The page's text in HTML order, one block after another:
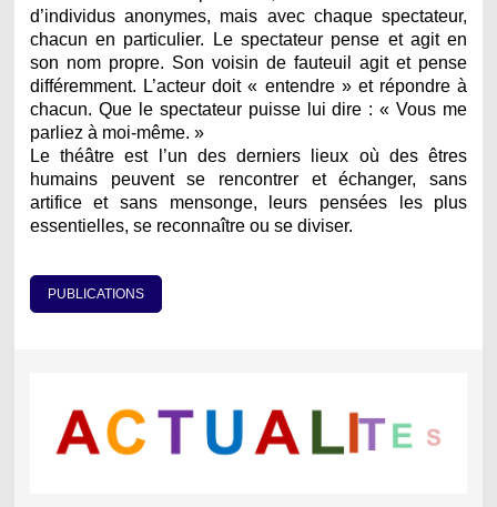
d’individus anonymes, mais avec chaque spectateur,
chacun en particulier. Le spectateur pense et agit en
son nom propre. Son voisin de fauteuil agit et pense
différemment. L’acteur doit « entendre » et répondre à
chacun. Que le spectateur puisse lui dire : « Vous me
parliez à moi-même. »
Le théâtre est l’un des derniers lieux où des êtres
humains peuvent se rencontrer et échanger, sans
artifice et sans mensonge, leurs pensées les plus
essentielles, se reconnaître ou se diviser.
PUBLICATIONS